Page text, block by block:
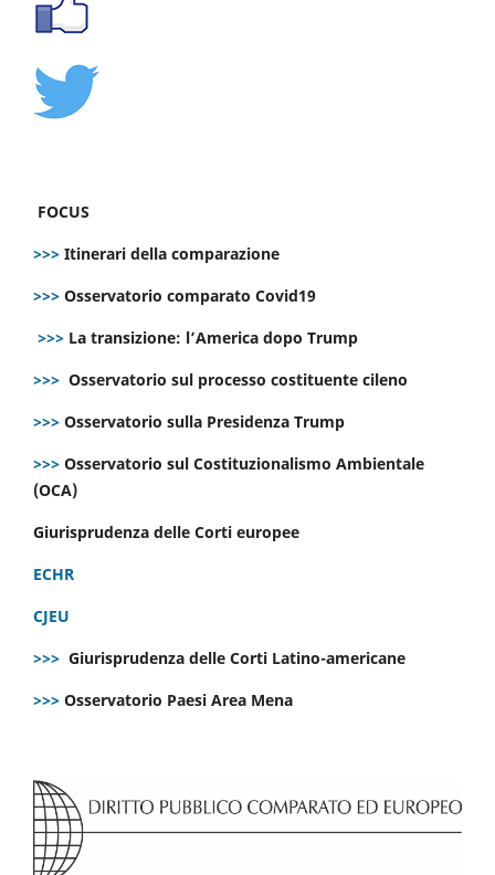
FOCUS
>>> Itinerari della comparazione
>>> Osservatorio comparato Covid19
>>> La transizione: l’America dopo Trump
>>> Osservatorio sul processo costituente cileno
>>> Osservatorio sulla Presidenza Trump
>>> Osservatorio sul Costituzionalismo Ambientale
(OCA)
Giurisprudenza delle Corti europee
ECHR
CJEU
>>> Giurisprudenza delle Corti Latino-americane
>>> Osservatorio Paesi Area Mena